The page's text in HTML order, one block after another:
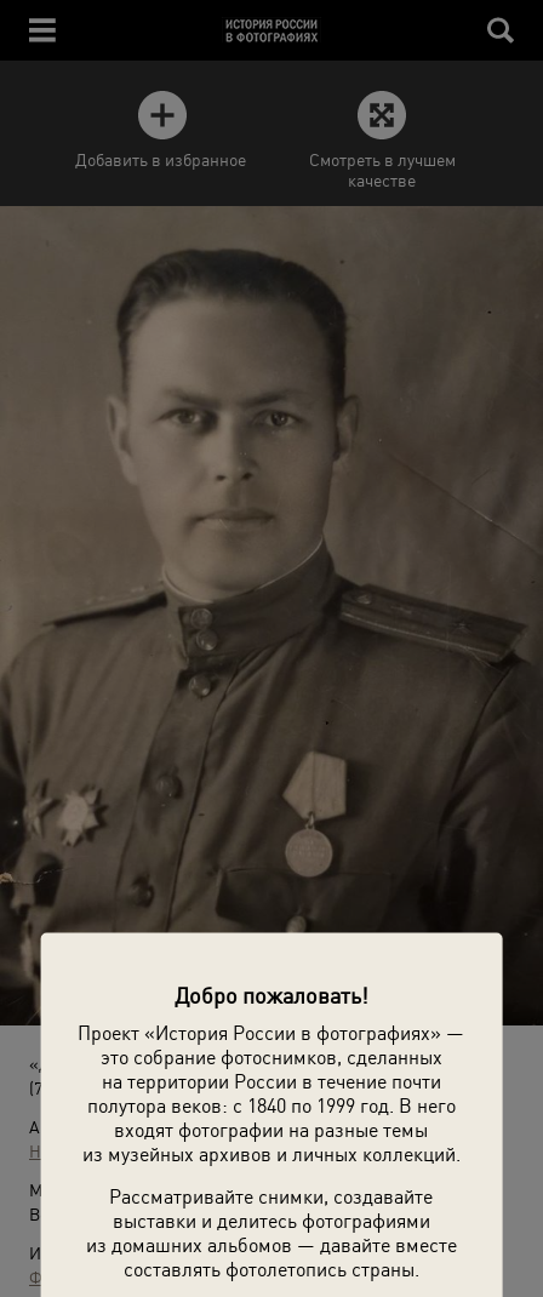
Добро пожаловать!
Проект «История России в фотографиях» —
это собрание фотоснимков, сделанных
на территории России в течение почти
полутора веков: с 1840 по 1999 год. В него
входят фотографии на разные темы
из музейных архивов и личных коллекций.
Рассматривайте снимки, создавайте
выставки и делитесь фотографиями
из домашних альбомов — давайте вместе
составлять фотолетопись страны.
Добавить в избранное
Смотреть в лучшем
качестве
«Домой, родным. Я жив!»
(7 ноября 1945)
Автор:
Неизвестный автор
Место съемки:
Венгрия
Источники:
Фотографии пользователей russiainphoto.ru